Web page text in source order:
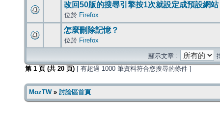
改回50版的搜尋引擎按1次就設定成預設網站
位於 Firefox
怎麼刪除記憶？
位於 Firefox
顯示文章 :
第 1 頁 (共 20 頁) [ 有超過 1000 筆資料符合您搜尋的條件 ]
MozTW» 討論區首頁